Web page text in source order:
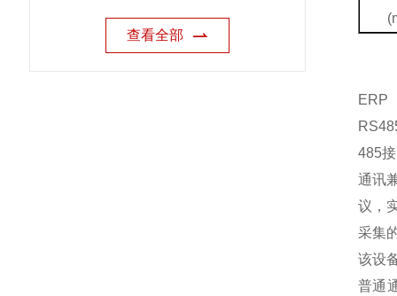
查看全部
ERP
485
通讯
议，
采集
该设
普通